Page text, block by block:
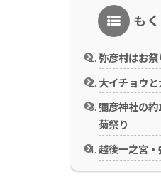
も
弥彦村はお
大イチョウ
彌彦神社の約
菊祭り
越後一之宮